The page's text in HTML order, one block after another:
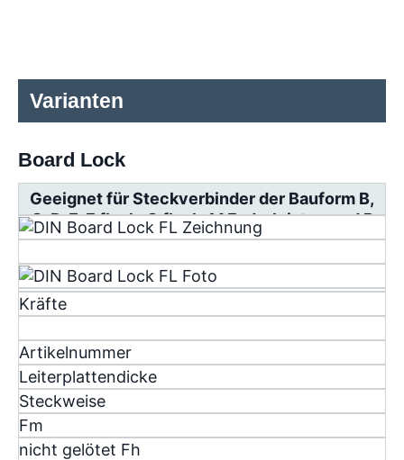
Varianten
Board Lock
Geeignet für Steckverbinder der Bauform B,
C, D, E, F flach, G flach, M Federleisten und R
Messerleisten
Kräfte
Artikelnummer
Leiterplattendicke
Steckweise
Fm
nicht gelötet Fh